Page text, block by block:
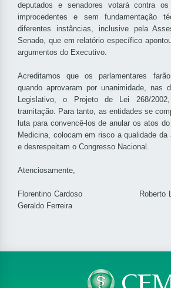
deputados e senadores votará contra
improcedentes e sem fundamentação
diferentes instâncias, inclusive pela
Senado, que em relatório específico
argumentos do Executivo.
Acreditamos que os parlamentares
quando aprovaram por unanimidade, nas
Legislativo, o Projeto de Lei 268/
tramitação. Para tanto, as entidades se
luta para convencê-los de anular os atos
Medicina, colocam em risco a qualidade
e desrespeitam o Congresso Nacional.
Atenciosamente,
Florentino Cardoso
Geraldo Ferreira